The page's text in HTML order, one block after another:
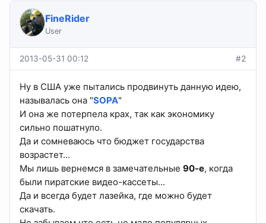
FineRider
User
2013-05-31 00:12 #2
Ну в США уже пытались продвинуть данную идею,
называлась она "SOPA"
И она же потерпела крах, так как экономику
сильно пошатнуло.
Да и сомневаюсь что бюджет государства
возрастет...
Мы лишь вернемся в замечательные 90-е, когда
были пиратские видео-кассеты...
Да и всегда будет лазейка, где можно будет
скачать.